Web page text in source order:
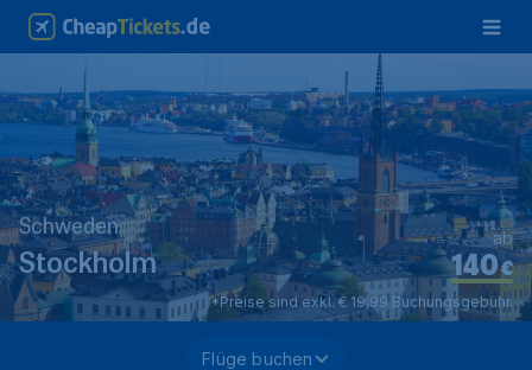
Schweden
Stockholm €
140
ab
*Preise sind exkl. € 19,99 Buchungsgebühr.
Flüge buchen